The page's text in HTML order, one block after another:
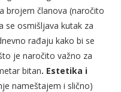
brojem članova (naročito
se osmišljava kutak za
rađaju kako bi se
je naročito važno za
bitan. Estetika i
nameštajem i slično)